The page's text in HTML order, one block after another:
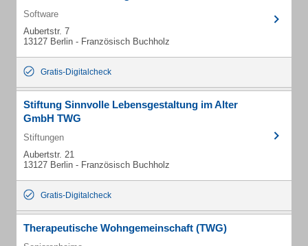
Software
Aubertstr. 7
13127 Berlin - Französisch Buchholz
Gratis-Digitalcheck
Stiftung Sinnvolle Lebensgestaltung im Alter
GmbH TWG
Stiftungen
Aubertstr. 21
13127 Berlin - Französisch Buchholz
Gratis-Digitalcheck
Therapeutische Wohngemeinschaft (TWG)